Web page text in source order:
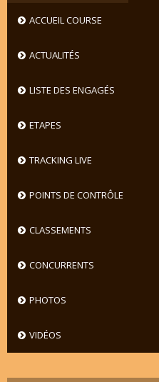
ACCUEIL COURSE
ACTUALITÉS
LISTE DES ENGAGÉS
ETAPES
TRACKING LIVE
POINTS DE CONTRÔLE
CLASSEMENTS
CONCURRENTS
PHOTOS
VIDÉOS